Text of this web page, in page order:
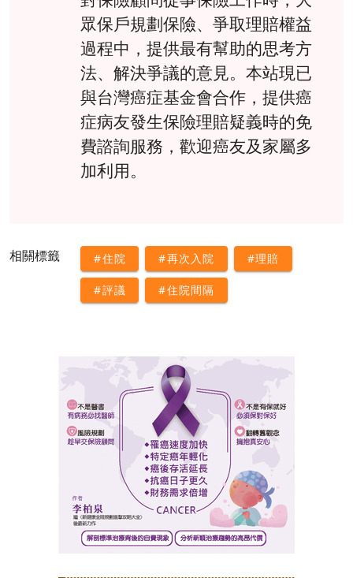
眾保戶規劃保險、爭取理賠權益
過程中，提供最有幫助的思考方
法、解決爭議的意見。本站現已
與台灣癌症基金會合作，提供癌
症病友發生保險理賠疑義時的免
費諮詢服務，歡迎癌友及家屬多
加利用。
相關標籤 #住院 #再次入院 #理賠
#評議 #住院間隔